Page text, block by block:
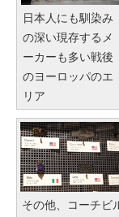
日本人にも馴染み
の深い現存するメ
ーカーも多い戦後
のヨーロッパのエ
リア
その他、コーチビ